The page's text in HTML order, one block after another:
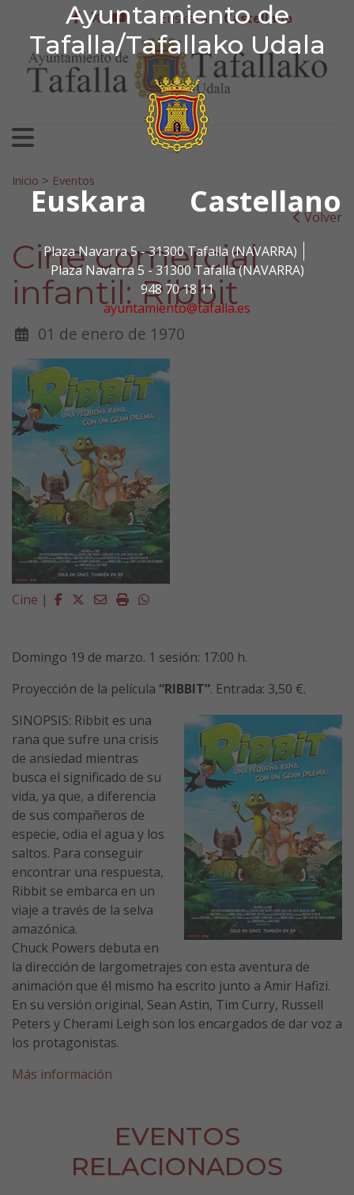
Ayuntamiento de
Tafalla/Tafallako Udala
Euskara Castellano
Plaza Navarra 5 - 31300 Tafalla (NAVARRA)
Plaza Navarra 5 - 31300 Tafalla (NAVARRA)
948 70 18 11
ayuntamiento@tafalla.es
Ir al contenido
Ayuntamiento de
facebook
twitter
youtube
Euskera Castellano
Search for:
Inicio > Eventos
Volver
Cine comercial
infantil: Ribbit
01 de enero de 1970
Cine | Facebook
Twitter
EmailImprimirWhatsapp
Domingo 19 de marzo. 1 sesión: 17:00 h.
Proyección de la película “RIBBIT”. Entrada: 3,50 €.
SINOPSIS: Ribbit es una
rana que sufre una crisis
de ansiedad mientras
busca el significado de su
vida, ya que, a diferencia
de sus compañeros de
especie, odia el agua y los
saltos. Para conseguir
encontrar una respuesta,
Ribbit se embarca en un
viaje a través de la selva
amazónica.
Chuck Powers debuta en
la dirección de largometrajes con esta aventura de
animación que él mismo ha escrito junto a Amir Hafizi.
En su versión original, Sean Astin, Tim Curry, Russell
Peters y Cherami Leigh son los encargados de dar voz a
los protagonistas.
Más información
EVENTOS
RELACIONADOS